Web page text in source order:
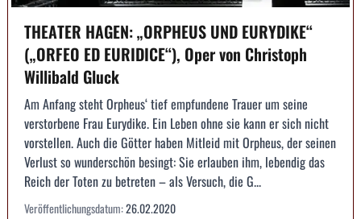
THEATER HAGEN: „ORPHEUS UND EURYDIKE“
(„ORFEO ED EURIDICE“), Oper von Christoph
Willibald Gluck
Am Anfang steht Orpheus‘ tief empfundene Trauer um seine
verstorbene Frau Eurydike. Ein Leben ohne sie kann er sich nicht
vorstellen. Auch die Götter haben Mitleid mit Orpheus, der seinen
Verlust so wunderschön besingt: Sie erlauben ihm, lebendig das
Reich der Toten zu betreten – als Versuch, die G...
Veröffentlichungsdatum:26.02.2020